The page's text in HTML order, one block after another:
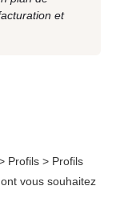
et
Profils > Profils
vous souhaitez